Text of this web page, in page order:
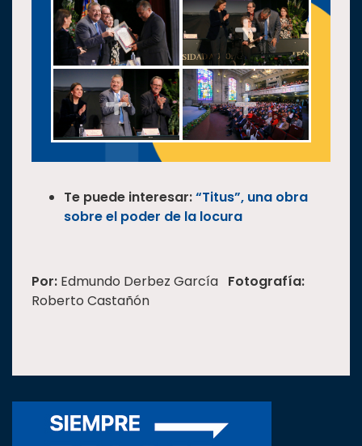
Te puede interesar:“Titus”, una obra
sobre el poder de la locura
Por: Edmundo Derbez García Fotografía:
Roberto Castañón